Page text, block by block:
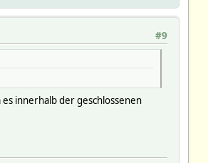
#9
innerhalb der geschlossenen